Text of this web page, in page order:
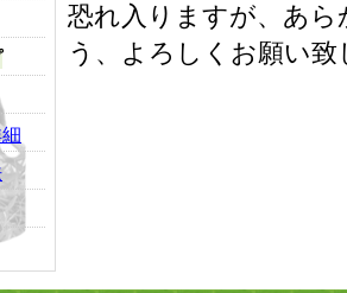
恐れ入りますが、あ
う、よろしくお願い致